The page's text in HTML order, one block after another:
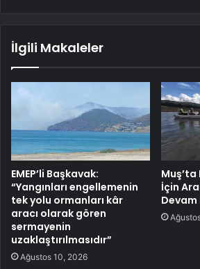
İlgili Makaleler
EMEP’li Başkavak:
“Yangınları engellemenin
tek yolu ormanları kâr
aracı olarak gören
sermayenin
uzaklaştırılmasıdır”
Ağustos 10, 2026
Muş’ta
İçin
Devam